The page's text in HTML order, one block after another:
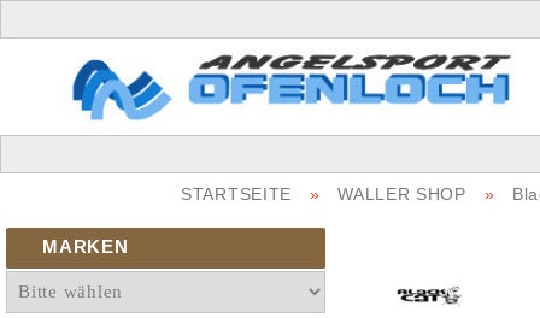
STARTSEITE » WALLER SHOP »
MARKEN